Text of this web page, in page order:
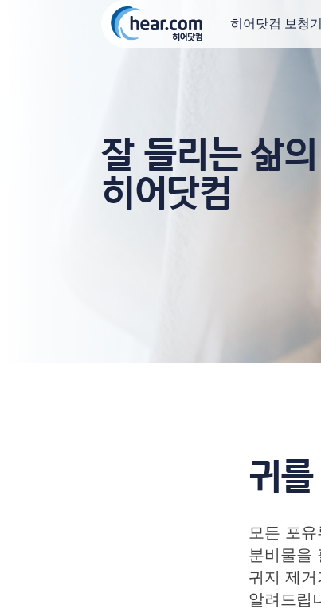
히어닷컴 보청
잘 들리는 삶
히어닷컴
귀
모든 포
분비물을
귀지 제
알려드립